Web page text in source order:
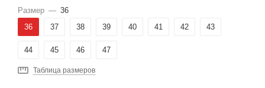
Размер — 36
36
37 38 39 40 41 42 43
44 45 46 47
Таблица размеров